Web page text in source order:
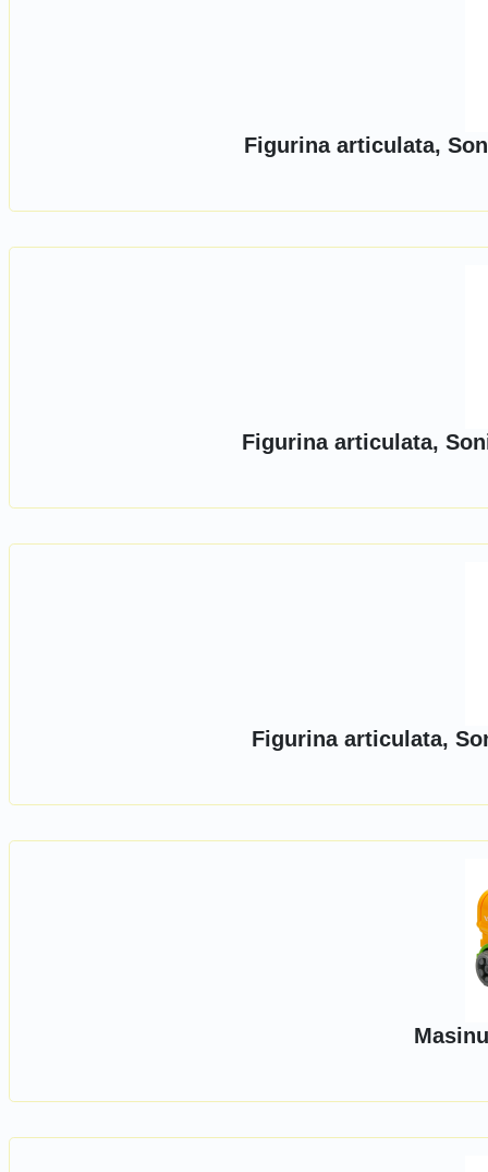
Figurina articulata,
Figurina articulata,
Figurina articulata,